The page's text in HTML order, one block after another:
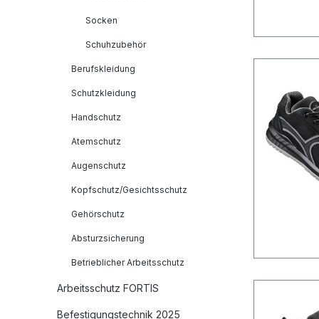
Socken
Schuhzubehör
Berufskleidung
Schutzkleidung
Handschutz
Atemschutz
Augenschutz
Kopfschutz/Gesichtsschutz
Gehörschutz
Absturzsicherung
Betrieblicher Arbeitsschutz
Arbeitsschutz FORTIS
Befestigungstechnik 2025